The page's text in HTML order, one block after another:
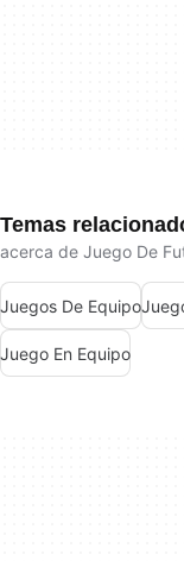
Temas
acerca de Juego De
Juegos De Equipo
Juego En Equipo